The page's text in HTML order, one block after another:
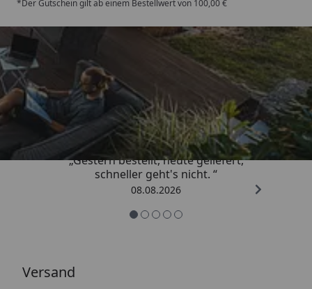
*Der Gutschein gilt ab einem Bestellwert von 100,00 €
Trusted Shops
4,81/ 5
„Gestern bestellt, heute geliefert,
schneller geht's nicht. “
08.08.2026
Versand